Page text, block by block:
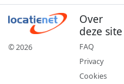
© 2026
Over
deze site
FAQ
Privacy
Cookies